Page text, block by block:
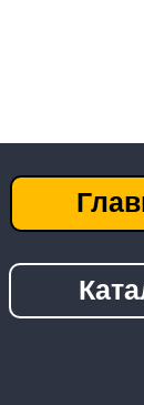
Каталог